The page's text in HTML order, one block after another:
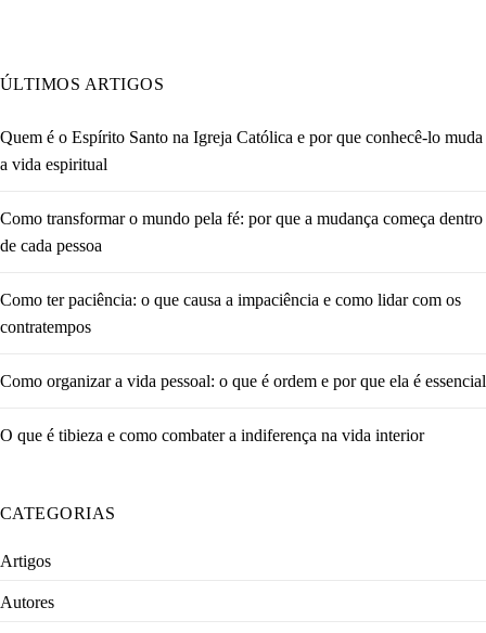
ÚLTIMOS ARTIGOS
Quem é o Espírito Santo na Igreja Católica e por que conhecê-lo muda
a vida espiritual
Como transformar o mundo pela fé: por que a mudança começa dentro
de cada pessoa
Como ter paciência: o que causa a impaciência e como lidar com os
contratempos
Como organizar a vida pessoal: o que é ordem e por que ela é essencial
O que é tibieza e como combater a indiferença na vida interior
CATEGORIAS
Artigos
Autores